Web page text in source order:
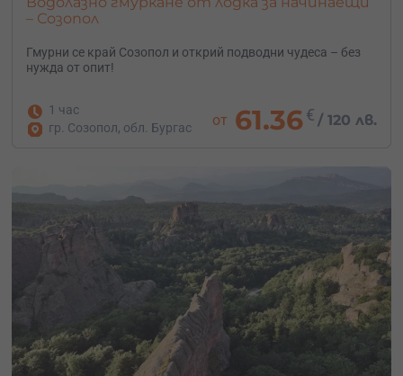
– Созопол
Гмурни се край Созопол и открий подводни чудеса – без
нужда от опит!
1 час
гр. Созопол, обл. Бургас
от 61.36€ /120 лв.